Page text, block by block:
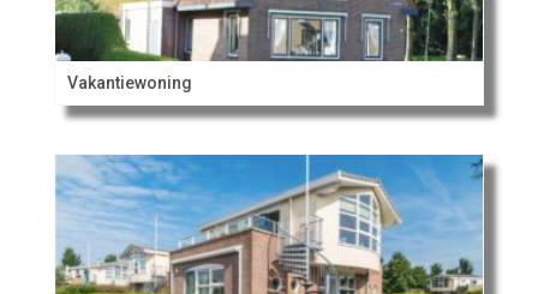
Vakantiewoning